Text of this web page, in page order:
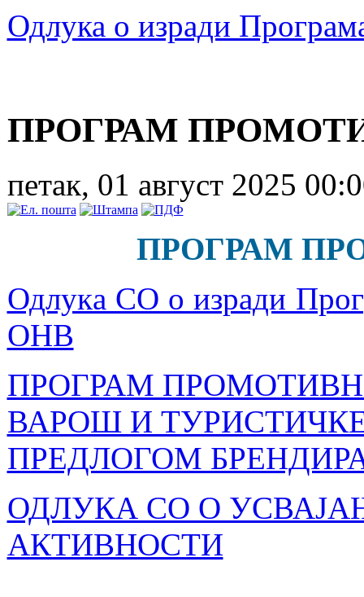
Одлука о изради
ПРОГРАМ
петак, 01 август 2025
ПРОГРАМ
Одлукa СО о изради
ОНВ
ПРОГРАМ
ВАРОШ И
ПРЕДЛОГОМ
ОДЛУКА СО О
АКТИВНОСТИ